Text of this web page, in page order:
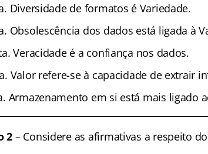
Diversidade de formatos é Variedade.
Obsolescência dos dados está ligada à
Veracidade é a confiança nos dados.
Valor refere-se à capacidade de extrair
Armazenamento em si está mais ligado
2 – Considere as afirmativas a respeito